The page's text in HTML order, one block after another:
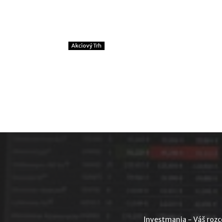
Akciový Trh
Investmania - Váš